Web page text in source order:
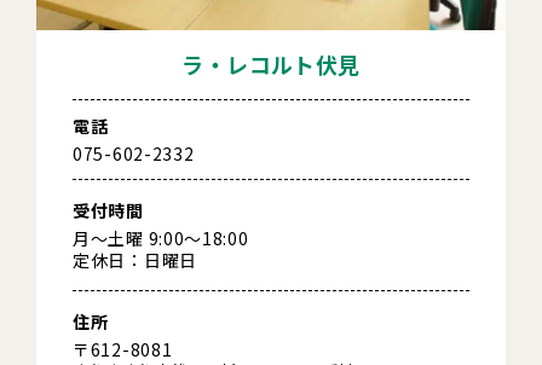
ラ・レコルト伏見
電話
075-602-2332
受付時間
月～土曜 9:00～18:00
定休日：日曜日
住所
〒612-8081